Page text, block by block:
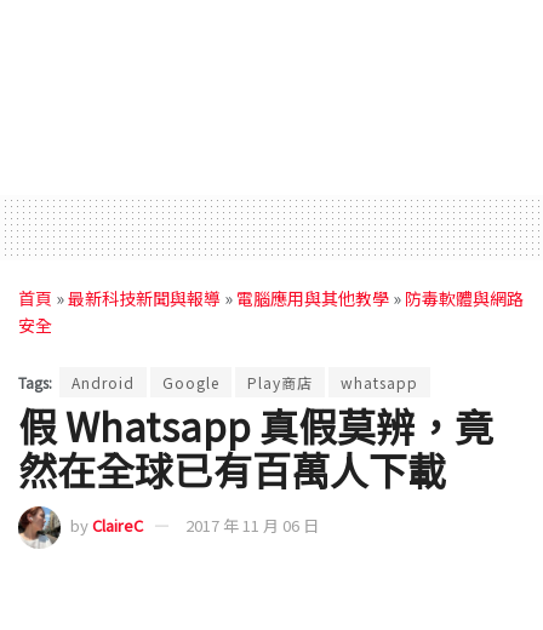
首頁 »最新科技新聞與報導 » 電腦應用與其他教學 » 防毒軟體與網路
安全
Tags: Android Google Play商店 whatsapp
假 Whatsapp 真假莫辨，竟
然在全球已有百萬人下載
byClaireC 2017 年 11 月 06 日